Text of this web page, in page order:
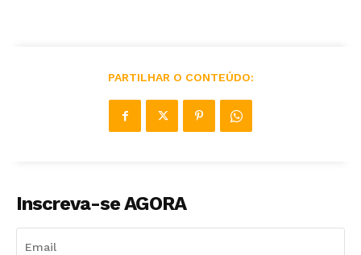
PARTILHAR O CONTEÚDO:
Inscreva-se AGORA